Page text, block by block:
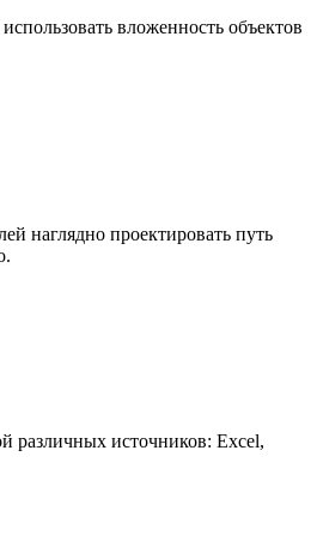
вложенность объектов
наглядно проектировать путь
различных источников: Excel,